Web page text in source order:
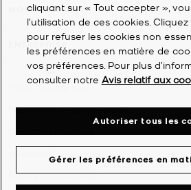
MON COMPTE
ENTREPRISE
Déclaration de confidentialité
Avis relatif aux cookies
Énoncé d'accessibilité
cliquant sur « Tout accepter »,
l’utilisation de ces cookies.
pour refuser les cookies non
les préférences en matière de
vos préférences. Pour plus
consulter notre Avis relatif aux
Gérer les préférences en
Autoriser tous les